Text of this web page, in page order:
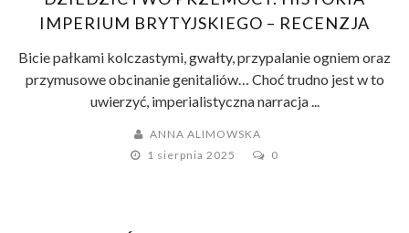
IMPERIUM BRYTYJSKIEGO – RECENZJA
Bicie pałkami kolczastymi, gwałty, przypalanie ogniem oraz
przymusowe obcinanie genitaliów… Choć trudno jest w to
uwierzyć, imperialistyczna narracja ...
ANNA ALIMOWSKA
1 sierpnia 2025
0